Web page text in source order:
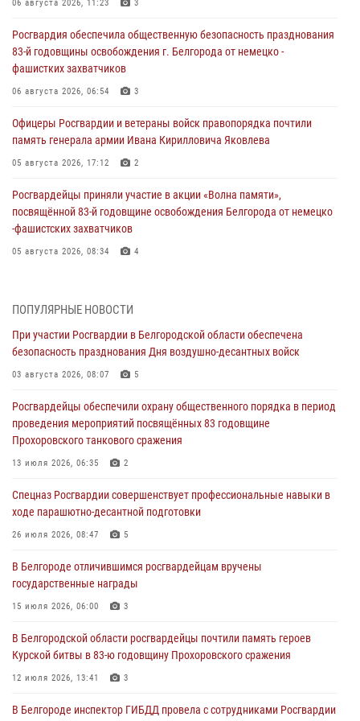
06 августа 2026, 11:23 3
Росгвардия обеспечила общественную безопасность празднования
83-й годовщины освобождения г. Белгорода от немецко -
фашистких захватчиков
06 августа 2026, 06:54 3
Офицеры Росгвардии и ветераны войск правопорядка почтили
память генерала армии Ивана Кирилловича Яковлева
05 августа 2026, 17:12 2
Росгвардейцы приняли участие в акции «Волна памяти»,
посвящённой 83‑й годовщине освобождения Белгорода от немецко
‑фашистских захватчиков
05 августа 2026, 08:34 4
Росгвардейцы спасли раненого при атаке FPV-дрона ВСУ жителя
белгородского приграничья
За неделю белгородские росгвардейцы пресекли свыше 130
правонарушений
04 августа 2026, 06:03
Сотрудники Росгвардии задержали подозреваемую в краже
товаров из гипермаркета в Белгороде
03 августа 2026, 13:29
«Я расскажу вам о Герое»: история подполковника милиции в
отставке Виктора Хайрулика (видео)
03 августа 2026, 10:37
ПОПУЛЯРНЫЕ НОВОСТИ
При участии Росгвардии в Белгородской области обеспечена
безопасность празднования Дня воздушно-десантных войск
03 августа 2026, 08:07 5
Росгвардейцы обеспечили охрану общественного порядка в период
проведения мероприятий посвящённых 83 годовщине
Прохоровского танкового сражения
13 июля 2026, 06:35 2
Спецназ Росгвардии совершенствует профессиональные навыки в
ходе парашютно-десантной подготовки
26 июля 2026, 08:47 5
В Белгороде отличившимся росгвардейцам вручены
государственные награды
15 июля 2026, 06:00 3
В Белгородской области росгвардейцы почтили память героев
Курской битвы в 83-ю годовщину Прохоровского сражения
12 июля 2026, 13:41 3
В Белгороде инспектор ГИБДД провела с сотрудниками Росгвардии